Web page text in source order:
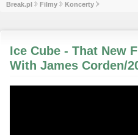
Break.pl Filmy Koncerty
Ice Cube - That New
With James Corden/